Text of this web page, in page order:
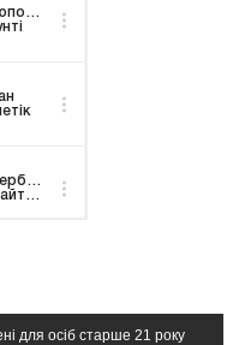
для осіб старше 21 року